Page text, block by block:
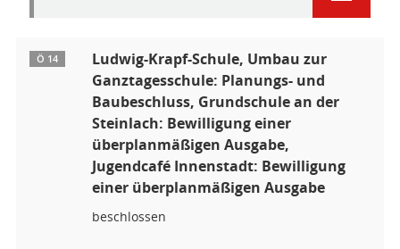
Ö 14
Ludwig-Krapf-Schule, Umbau zur
Ganztagesschule: Planungs- und
Baubeschluss, Grundschule an der
Steinlach: Bewilligung einer
überplanmäßigen Ausgabe,
Jugendcafé Innenstadt: Bewilligung
einer überplanmäßigen Ausgabe
beschlossen